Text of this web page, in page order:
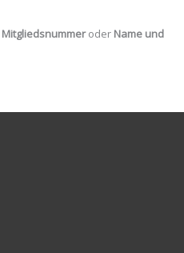
Mitgliedsnummeroder Name und